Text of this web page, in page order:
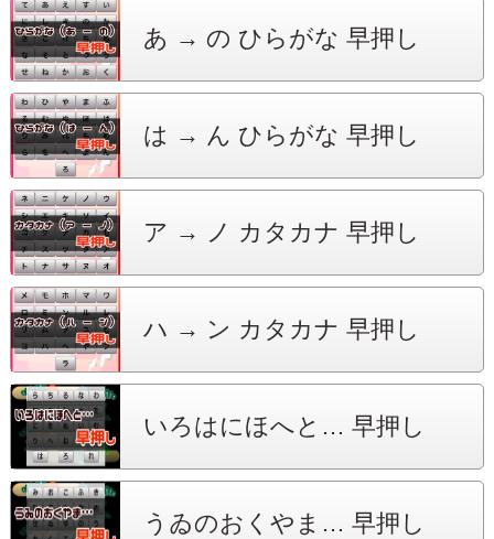
あ → の ひらがな 早押し
は → ん ひらがな 早押し
ア → ノ カタカナ 早押し
ハ → ン カタカナ 早押し
いろはにほへと… 早押し
うゐのおくやま… 早押し